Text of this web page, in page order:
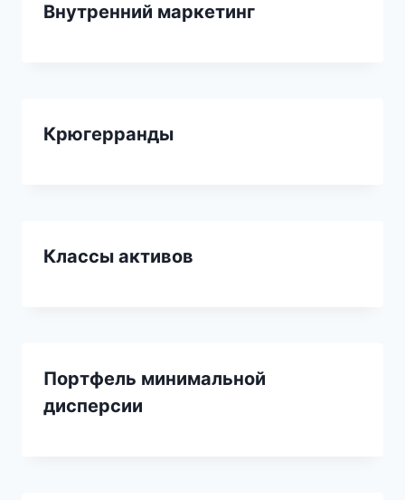
Внутренний маркетинг
Крюгерранды
Классы активов
Портфель минимальной
дисперсии